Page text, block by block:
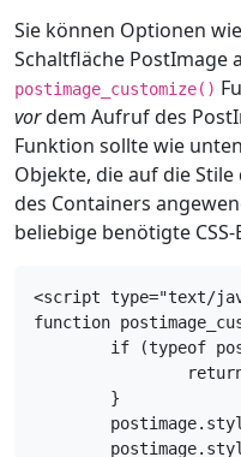
Sie können Optionen
Schaltfläche PostImage
postimage_customize()
vordem Aufruf des
Funktion sollte wie
Objekte, die auf die
des Containers
beliebige benötigte
<script type="text/
function